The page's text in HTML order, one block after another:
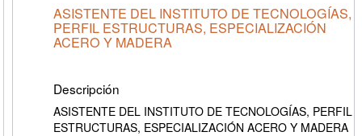
ASISTENTE DEL INSTITUTO DE TECNOLOGÍAS,
PERFIL ESTRUCTURAS, ESPECIALIZACIÓN
ACERO Y MADERA
Descripción
ASISTENTE DEL INSTITUTO DE TECNOLOGÍAS, PERFIL
ESTRUCTURAS, ESPECIALIZACIÓN ACERO Y MADERA